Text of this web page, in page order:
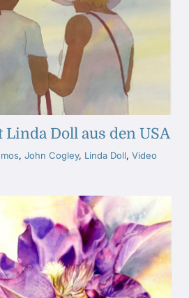
Linda Doll aus den USA
, John Cogley, Linda Doll, Video